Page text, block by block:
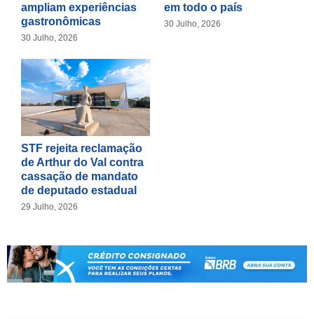
ampliam experiências
gastronômicas
30 Julho, 2026
em todo o país
30 Julho, 2026
STF rejeita reclamação
de Arthur do Val contra
cassação de mandato
de deputado estadual
29 Julho, 2026